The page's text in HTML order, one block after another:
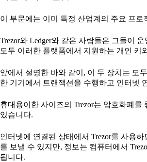
이 부문에는 이미 특정 산업계의 주요 프로
Trezor와 Ledger와 같은 사람들은 그들이
모두 이러한 플랫폼에서 지원하는 개인 키
앞에서 설명한 바와 같이, 이 두 장치는 모
한 기기에서 트랜잭션을 수행하고 인터넷
휴대용이한 사이즈의 Trezor는 암호화폐
있습니다.
인터넷에 연결된 상태에서 Trezor를 사용
를 보낼 수 있지만, 정보는 컴퓨터에서
됩니다.